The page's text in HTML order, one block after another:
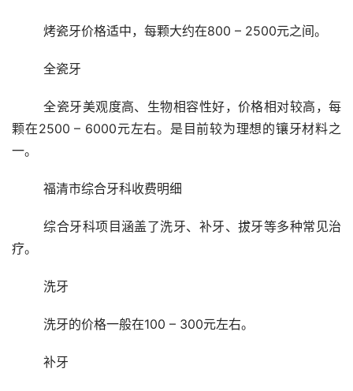
	烤瓷牙价格适中，每颗大约在800 – 2500元之间。
	全瓷牙
	全瓷牙美观度高、生物相容性好，价格相对较高，每
颗在2500 – 6000元左右。是目前较为理想的镶牙材料之
一。
	福清市综合牙科收费明细
	综合牙科项目涵盖了洗牙、补牙、拔牙等多种常见治
疗。
	洗牙
	洗牙的价格一般在100 – 300元左右。
	补牙